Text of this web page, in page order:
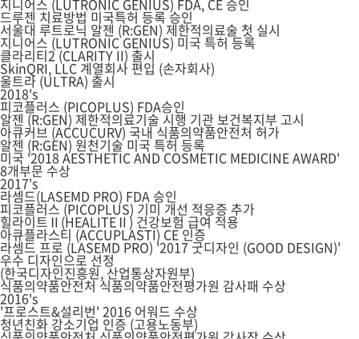
지니어스 (LUTRONIC GENIUS) FDA, CE 승인
드루젠 치료방법 미국특허 등록 승인
서울대 루트로닉 알젠 (R:GEN) 제한적의료술 첫 실시
지니어스 (LUTRONIC GENIUS) 미국 특허 등록
클라리티2 (CLARITY II) 출시
SkinQRI, LLC 계열회사 편입 (손자회사)
울트라 (ULTRA) 출시
2018's
피코플러스 (PICOPLUS) FDA승인
알젠 (R:GEN) 제한적의료기술 시행 기관 보건복지부 고시
아큐커브 (ACCUCURV) 국내 식품의약품안전처 허가
알젠 (R:GEN) 원천기술 미국 특허 등록
미국 '2018 AESTHETIC AND COSMETIC MEDICINE AWARD'
8개부문 수상
2017's
라셈드(LASEMD PRO) FDA 승인
피코플러스 (PICOPLUS) 기미 개선 적응증 추가
힐라이트Ⅱ(HEALITEⅡ) 건강보험 급여 적용
아큐플라스티 (ACCUPLASTI) CE 인증
라셈드 프로 (LASEMD PRO) '2017 굿디자인 (GOOD DESIGN)'
우수 디자인으로 선정
(한국디자인진흥원, 산업통상자원부)
식품의약품안전처 식품의약품안전평가원 감사패 수상
2016's
'프로스트&설리번' 2016 어워드 수상
청년친화 강소기업 인증 (고용노동부)